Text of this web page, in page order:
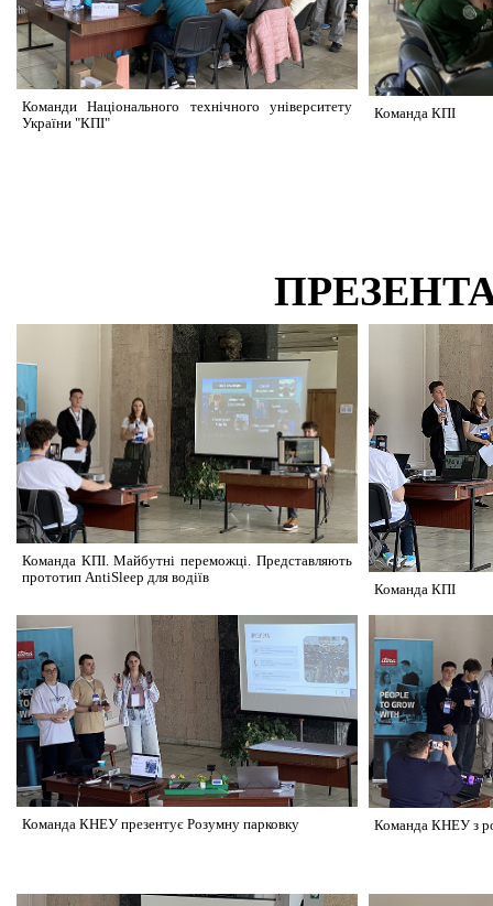
Команди Національного технічного університету
України "КПІ"
Команда КПІ
Команда КПІ. Майбутні переможці. Представляють
прототип AntiSleep для водіїв
Команда КПІ
Команда КНЕУ презентує Розумну парковку Команда КНЕУ з